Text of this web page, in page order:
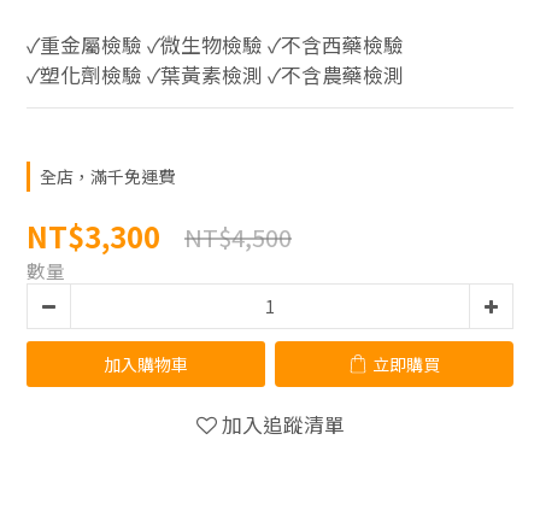
✓重金屬檢驗 ✓微生物檢驗 ✓不含西藥檢驗
✓塑化劑檢驗 ✓葉黃素檢測 ✓不含農藥檢測
全店，滿千免運費
NT$3,300 NT$4,500
數量
加入購物車 立即購買
加入追蹤清單